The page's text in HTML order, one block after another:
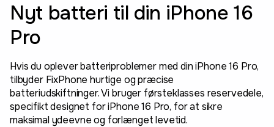
Nyt batteri til din iPhone 16
Pro
Hvis du oplever batteriproblemer med din iPhone 16 Pro,
tilbyder FixPhone hurtige og præcise
batteriudskiftninger. Vi bruger førsteklasses reservedele,
specifikt designet for iPhone 16 Pro, for at sikre
maksimal ydeevne og forlænget levetid.